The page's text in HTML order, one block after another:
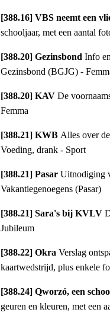
[388.16] VBS neemt een
schooljaar, met een aantal
[388.20] Gezinsbond Info
Gezinsbond (BGJG) -
[388.20] KAV De
Femma
[388.21] KWB Alles over
Voeding, drank - Sport
[388.21] Pasar Uitnodiging
Vakantiegenoegens (Pasar)
[388.21] Sara's bij KVLV
Jubileum
[388.22] Okra Verslag
kaartwedstrijd, plus enkele
[388.24] Qworzó, een
geuren en kleuren, met een